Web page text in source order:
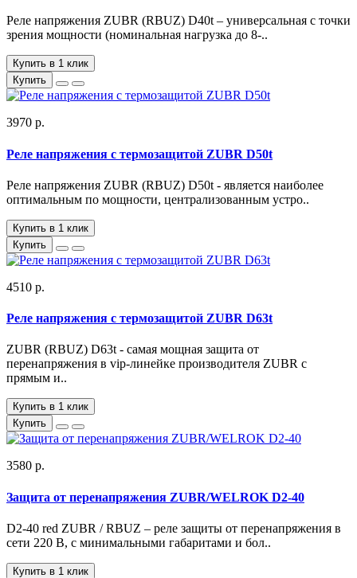
Реле напряжения ZUBR (RBUZ) D40t – универсальная с точки
зрения мощности (номинальная нагрузка до 8-..
Купить в 1 клик
Купить
3970 р.
Реле напряжения с термозащитой ZUBR D50t
Реле напряжения ZUBR (RBUZ) D50t - является наиболее
оптимальным по мощности, централизованным устро..
Купить в 1 клик
Купить
4510 р.
Реле напряжения с термозащитой ZUBR D63t
ZUBR (RBUZ) D63t - самая мощная защита от
перенапряжения в vip-линейке производителя ZUBR с
прямым и..
Купить в 1 клик
Купить
3580 р.
Защита от перенапряжения ZUBR/WELROK D2-40
D2-40 red ZUBR / RBUZ – реле защиты от перенапряжения в
сети 220 В, с минимальными габаритами и бол..
Купить в 1 клик